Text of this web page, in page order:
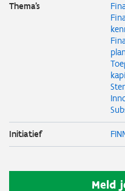
Thema's
Initiatief
Meld